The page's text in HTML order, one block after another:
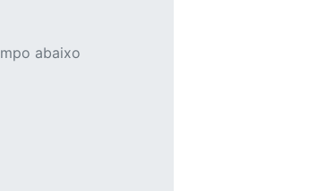
abaixo